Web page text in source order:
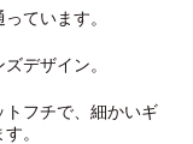
ています。
デザイン。
フチで、細かいギ
。